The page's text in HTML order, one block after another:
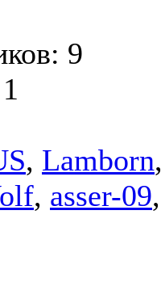
9
, Lamborn,
, asser-09,